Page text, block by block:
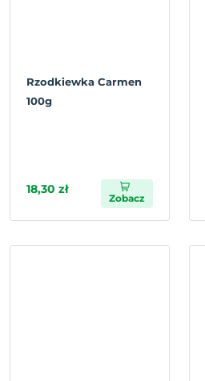
Rzodkiewka Carmen
100g
18,30 zł
Zobacz